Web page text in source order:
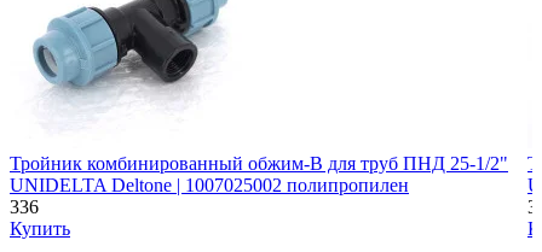
Тройник комбинированный обжим-В для труб ПНД 25-1/2"
UNIDELTA Deltone | 1007025002 полипропилен
336
Купить